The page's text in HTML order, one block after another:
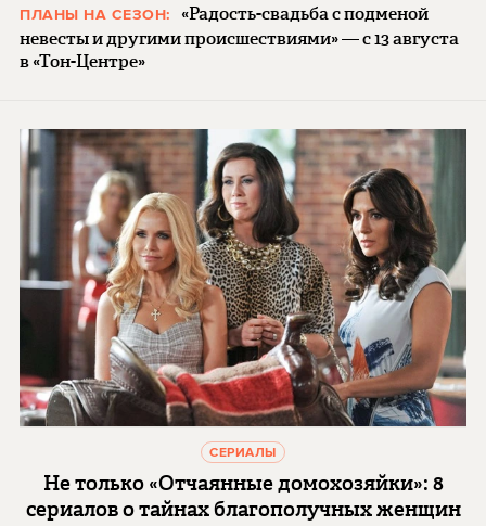
ПЛАНЫ НА СЕЗОН:
«Радость-свадьба с подменой
невесты и другими происшествиями» — с 13 августа
в «Тон-Центре»
СЕРИАЛЫ
Не только «Отчаянные домохозяйки»: 8
сериалов о тайнах благополучных женщин